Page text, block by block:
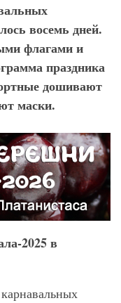
восемь дней.
флагами и
праздника
дошивают
маски.
2025 в